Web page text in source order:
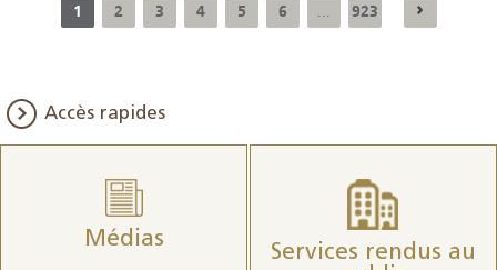
1 2 3 4 5 6 923
Accès rapides
Médias
Services rendus au